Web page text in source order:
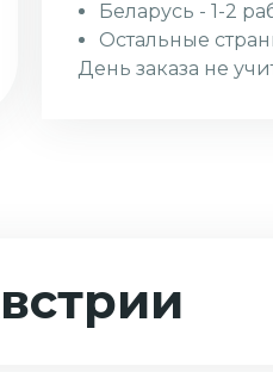
Беларусь - 1-2
Остальные
День заказа не